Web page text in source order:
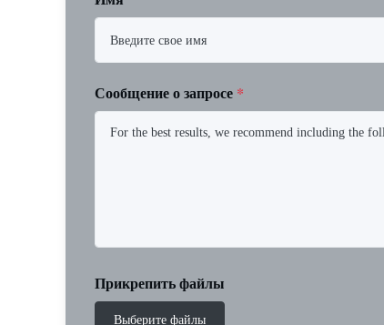
Сообщение о запросе *
Прикрепить файлы
Выберите файлы